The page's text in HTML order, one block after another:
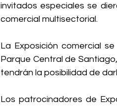
invitados especiales se
comercial multisectorial.
La Exposición comercial
Parque Central de
tendrán la posibilidad de
Los patrocinadores de